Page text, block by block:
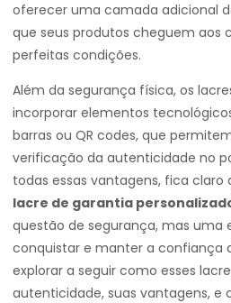
oferecer uma camada adicional
que seus produtos cheguem aos
perfeitas condições.
Além da segurança física, os
incorporar elementos
barras ou QR codes, que
verificação da autenticidade no
todas essas vantagens, fica claro
lacre de garantia
questão de segurança, mas uma
conquistar e manter a confiança
explorar a seguir como esses
autenticidade, suas vantagens, e